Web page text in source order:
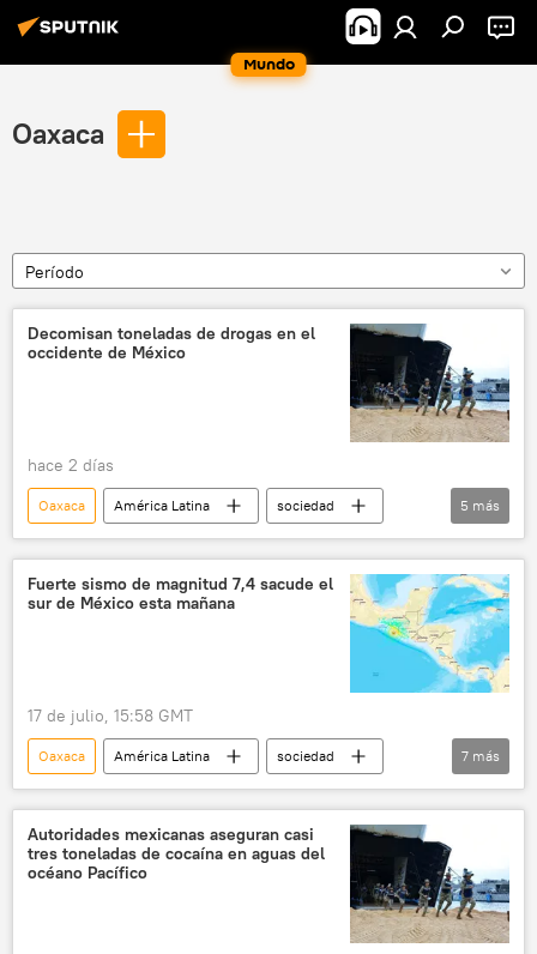
Mundo
Oaxaca
Período
Decomisan toneladas de drogas en el
occidente de México
hace 2 días
Oaxaca América Latina
sociedad
seguridad
Omar García Harfuch
Claudia Sheinbaum
México Chiapas
5 más
Fuerte sismo de magnitud 7,4 sacude el
sur de México esta mañana
17 de julio, 15:58 GMT
Oaxaca América Latina
sociedad
seguridad
México
Chiapas
sismo
terremoto
Guatemala
El Salvador
7 más
Autoridades mexicanas aseguran casi
tres toneladas de cocaína en aguas del
océano Pacífico